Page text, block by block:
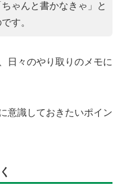
ゃんと書かなきゃ」と
す。
日々のやり取りのメモに
意識しておきたいポイン